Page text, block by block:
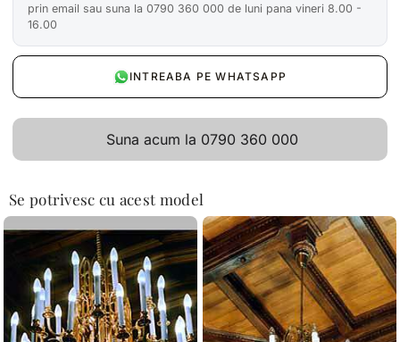
prin email sau suna la 0790 360 000 de luni pana vineri 8.00 -
16.00
INTREABA PE WHATSAPP
Suna acum la 0790 360 000
Se potrivesc cu acest model